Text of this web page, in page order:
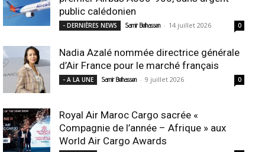
public calédonien
- DERNIÈRES NEWS Samir Belhassen - 14 juillet 2026 0
Nadia Azalé nommée directrice générale
d’Air France pour le marché français
- A LA UNE Samir Belhassen - 9 juillet 2026 0
Royal Air Maroc Cargo sacrée «
Compagnie de l’année – Afrique » aux
World Air Cargo Awards